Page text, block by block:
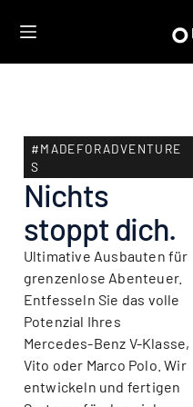
#MADEFORADVENTURE
S
Nichts
stoppt dich.
Ultimative Ausbauten für
grenzenlose Abenteuer.
Entfesseln Sie das volle
Potenzial Ihres
Mercedes-Benz V-Klasse,
Vito oder Marco Polo. Wir
entwickeln und fertigen